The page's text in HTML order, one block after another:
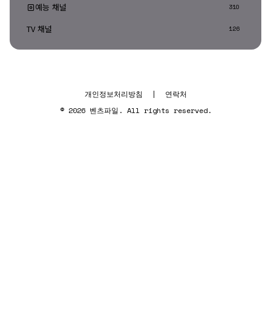
예능 채널 310
TV 채널 126
개인정보처리방침 |
연락처
© 2026 벤츠파일. All rights reserved.